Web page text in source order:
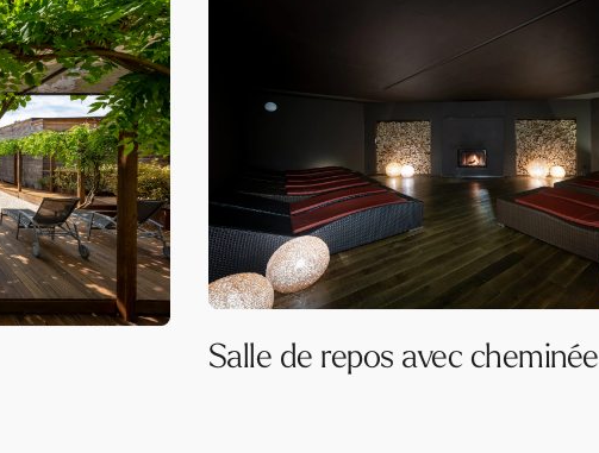
Salle de repos avec cheminée